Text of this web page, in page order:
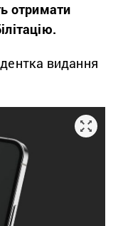
отримати
видання